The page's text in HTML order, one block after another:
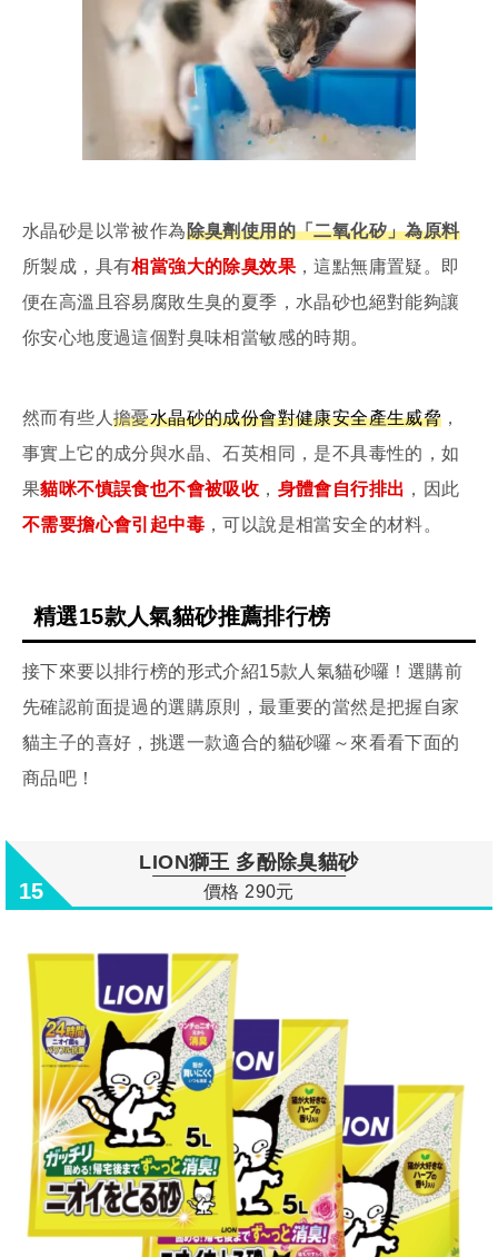
水晶砂是以常被作為除臭劑使用的「二氧化矽」為原料
所製成，具有相當強大的除臭效果 ，這點無庸置疑。即
便在高溫且容易腐敗生臭的夏季，水晶砂也絕對能夠讓
你安心地度過這個對臭味相當敏感的時期。
然而有些人 擔憂水晶砂的成份會對健康安全產生威脅 ，
事實上它的成分與水晶、石英相同，是不具毒性的，如
果貓咪不慎誤食也不會被吸收 ， 身體會自行排出 ，因此
不需要擔心會引起中毒 ，可以說是相當安全的材料。
精選15款人氣貓砂推薦排行榜
接下來要以排行榜的形式介紹15款人氣貓砂囉！選購前
先確認前面提過的選購原則，最重要的當然是把握自家
貓主子的喜好，挑選一款適合的貓砂囉～來看看下面的
商品吧！
15
LION獅王 多酚除臭貓砂
價格 290元